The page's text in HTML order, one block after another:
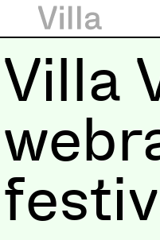
Villa